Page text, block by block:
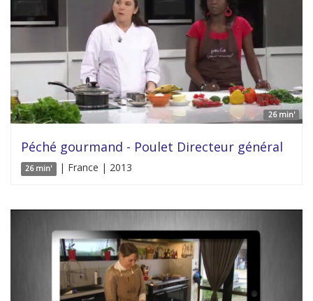
26 min'
Péché gourmand - Poulet Directeur général
26 min' | France | 2013